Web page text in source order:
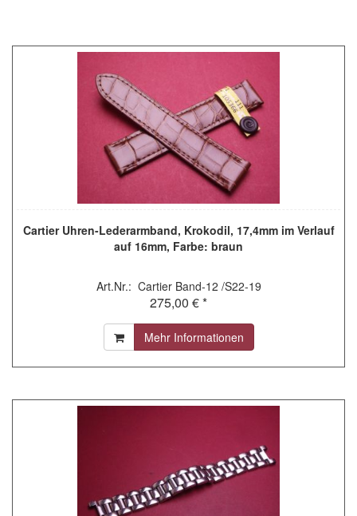
Cartier Uhren-Lederarmband, Krokodil, 17,4mm im Verlauf
auf 16mm, Farbe: braun
Art.Nr.: Cartier Band-12 /S22-19
275,00 € *
Mehr Informationen